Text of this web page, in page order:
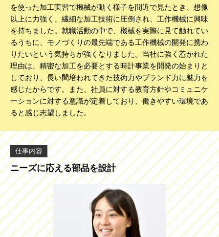
を使った加工実習で機械が動く様子を間近で見たとき、想像
以上に力強く、繊細な加工技術に圧倒され、工作機械に興味
を持ちました。就職活動の中で、機械を実際に見て触れてい
るうちに、モノづくりの最先端である工作機械の開発に携わ
りたいという気持ちが強くなりました。当社に強く惹かれた
理由は、精密な加工を必要とする時計事業を開発の始まりと
しており、長い間培われてきた技術力やブランド力に魅力を
感じたからです。また、社員に対する教育方針やコミュニケ
ーションに対する意識が定着しており、働きやすい環境であ
ると感じ志望しました。
仕事内容
ニーズに応える部品を設計